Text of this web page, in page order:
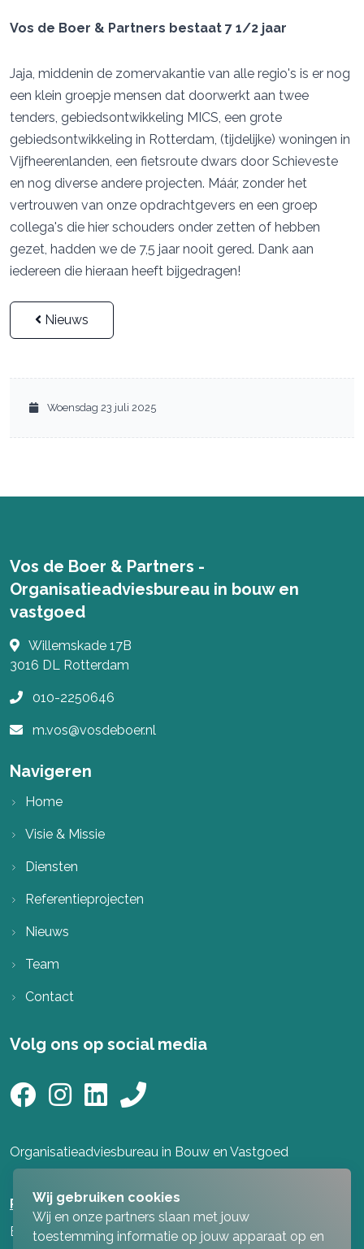
Vos de Boer & Partners bestaat 7 1/2 jaar
Jaja, middenin de zomervakantie van alle regio's is er nog
een klein groepje mensen dat doorwerkt aan twee
tenders, gebiedsontwikkeling MICS, een grote
gebiedsontwikkeling in Rotterdam, (tijdelijke) woningen in
Vijfheerenlanden, een fietsroute dwars door Schieveste
en nog diverse andere projecten. Máár, zonder het
vertrouwen van onze opdrachtgevers en een groep
collega's die hier schouders onder zetten of hebben
gezet, hadden we de 7,5 jaar nooit gered. Dank aan
iedereen die hieraan heeft bijgedragen!
Nieuws
Woensdag 23 juli 2025
Vos de Boer & Partners -
Organisatieadviesbureau in bouw en
vastgoed
Willemskade 17B
3016 DL Rotterdam
010-2250646
m.vos@vosdeboer.nl
Navigeren
Home
Visie & Missie
Diensten
Referentieprojecten
Nieuws
Team
Contact
Volg ons op social media
Organisatieadviesbureau in Bouw en Vastgoed
Privacy-statement
By
MediaPresentaties!
Wij gebruiken cookies
Wij en onze partners slaan met jouw
toestemming informatie op jouw apparaat op en